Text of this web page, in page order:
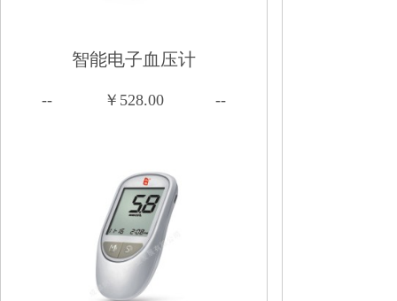
智能电子血压计
-- ￥528.00 --